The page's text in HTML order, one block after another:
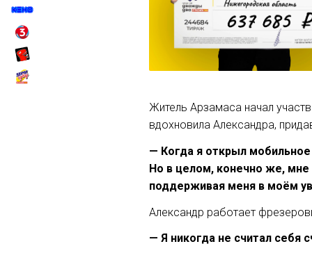
Житель Арзамаса начал
вдохновила Александра,
— Когда я открыл мобильное
Но в целом, конечно же, мне
поддерживая меня в моём
Александр работает
— Я никогда не считал себя